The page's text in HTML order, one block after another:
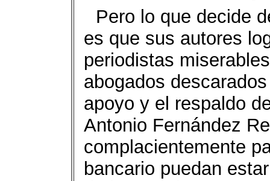
Pero lo que decide
es que sus autores
periodistas
abogados
apoyo y el respaldo
Antonio Fernández
complacientemente
bancario puedan